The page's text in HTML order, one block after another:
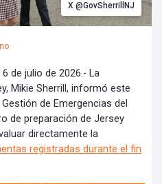
X @GovSherrillNJ
6 de julio de 2026.- La
Mikie Sherrill, informó este
de Emergencias del
de preparación de Jersey
directamente la
registradas durante el fin